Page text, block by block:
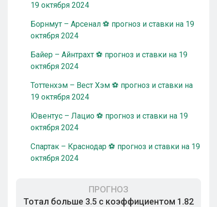
19 октября 2024
Борнмут – Арсенал ⚽ прогноз и ставки на 19
октября 2024
Байер – Айнтрахт ⚽ прогноз и ставки на 19
октября 2024
Тоттенхэм – Вест Хэм ⚽ прогноз и ставки на
19 октября 2024
Ювентус – Лацио ⚽ прогноз и ставки на 19
октября 2024
Спартак – Краснодар ⚽ прогноз и ставки на 19
октября 2024
ПРОГНОЗ
Тотал больше 3.5 с коэффициентом 1.82